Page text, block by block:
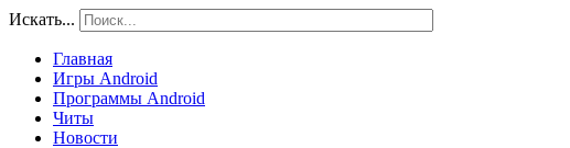
Искать...
Главная
Игры Android
Программы Android
Читы
Новости